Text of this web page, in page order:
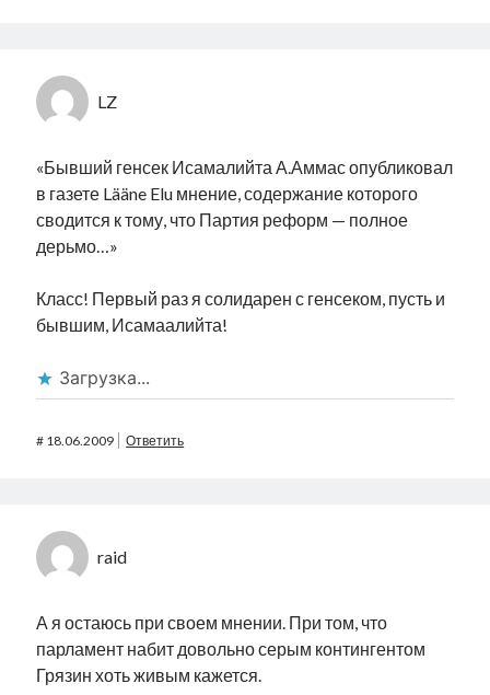
LZ
«Бывший генсек Исамалийта А.Аммас опубликовал
в газете Lääne Elu мнение, содержание которого
сводится к тому, что Партия реформ — полное
дерьмо…»
Класс! Первый раз я солидарен с генсеком, пусть и
бывшим, Исамаалийта!
Загрузка...
# 18.06.2009 Ответить
raid
А я остаюсь при своем мнении. При том, что
парламент набит довольно серым контингентом
Грязин хоть живым кажется.